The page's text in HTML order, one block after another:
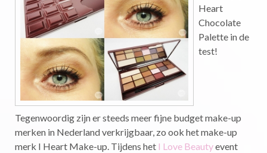
Heart
Chocolate
Palette in de
test!
Tegenwoordig zijn er steeds meer fijne budget make-up
merken in Nederland verkrijgbaar, zo ook het make-up
merk I Heart Make-up. Tijdens het I Love Beautyevent